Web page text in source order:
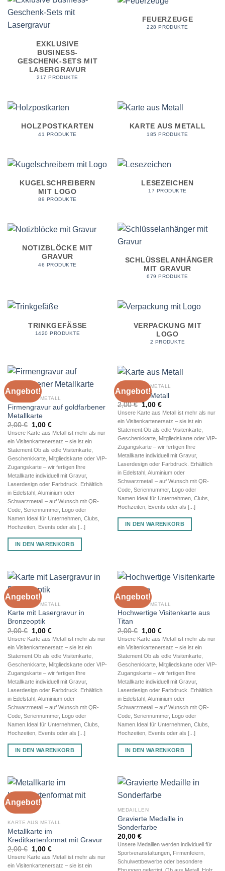
EXKLUSIVE
BUSINESS-
GESCHENK-SETS MIT
LASERGRAVUR
217 PRODUKTE
FEUERZEUGE
228 PRODUKTE
HOLZPOSTKARTEN
41 PRODUKTE
KARTE AUS METALL
185 PRODUKTE
KUGELSCHREIBERN
MIT LOGO
89 PRODUKTE
LESEZEICHEN
17 PRODUKTE
NOTIZBLÖCKE MIT
GRAVUR
46 PRODUKTE
SCHLÜSSELANHÄNGER
MIT GRAVUR
679 PRODUKTE
TRINKGEFÄSSE
1420 PRODUKTE
VERPACKUNG MIT
LOGO
2 PRODUKTE
Angebot!
KARTE AUS METALL
Firmengravur auf goldfarbener
Metallkarte
2,00€
Ursprünglicher
Preis
war:
2,00 €
1,00 €Aktueller
Preis
1,00 €.
Unsere Karte aus Metall ist mehr als nur
ein Visitenkartenersatz – sie ist ein
Statement.Ob als edle Visitenkarte,
Geschenkkarte, Mitgliedskarte oder VIP-
Zugangskarte – wir fertigen Ihre
Metallkarte individuell mit Gravur,
Laserdesign oder Farbdruck. Erhältlich
in Edelstahl, Aluminium oder
Schwarzmetall – auf Wunsch mit QR-
Code, Seriennummer, Logo oder
Namen.Ideal für Unternehmen, Clubs,
Hochzeiten, Events oder als [...]
IN DEN WARENKORB
Angebot!
KARTE AUS METALL
Karte aus Metall
2,00€ Ursprünglicher
Preis
war:
2,00 €
1,00 €Aktueller
Preis
1,00 €.
Unsere Karte aus Metall ist mehr als nur
ein Visitenkartenersatz – sie ist ein
Statement.Ob als edle Visitenkarte,
Geschenkkarte, Mitgliedskarte oder VIP-
Zugangskarte – wir fertigen Ihre
Metallkarte individuell mit Gravur,
Laserdesign oder Farbdruck. Erhältlich
in Edelstahl, Aluminium oder
Schwarzmetall – auf Wunsch mit QR-
Code, Seriennummer, Logo oder
Namen.Ideal für Unternehmen, Clubs,
Hochzeiten, Events oder als [...]
IN DEN WARENKORB
Angebot!
KARTE AUS METALL
Karte mit Lasergravur in
Bronzeoptik
2,00€
Ursprünglicher
Preis
war:
2,00 €
1,00 €Aktueller
Preis
ist:
1,00 €.
Unsere Karte aus Metall ist mehr als nur
ein Visitenkartenersatz – sie ist ein
Statement.Ob als edle Visitenkarte,
Geschenkkarte, Mitgliedskarte oder VIP-
Zugangskarte – wir fertigen Ihre
Metallkarte individuell mit Gravur,
Laserdesign oder Farbdruck. Erhältlich
in Edelstahl, Aluminium oder
Schwarzmetall – auf Wunsch mit QR-
Code, Seriennummer, Logo oder
Namen.Ideal für Unternehmen, Clubs,
Hochzeiten, Events oder als [...]
IN DEN WARENKORB
Angebot!
KARTE AUS METALL
Hochwertige Visitenkarte aus
Titan
2,00€
Ursprünglicher
Preis
war:
2,00 €
1,00 €Aktueller
Preis
ist:
1,00 €.
Unsere Karte aus Metall ist mehr als nur
ein Visitenkartenersatz – sie ist ein
Statement.Ob als edle Visitenkarte,
Geschenkkarte, Mitgliedskarte oder VIP-
Zugangskarte – wir fertigen Ihre
Metallkarte individuell mit Gravur,
Laserdesign oder Farbdruck. Erhältlich
in Edelstahl, Aluminium oder
Schwarzmetall – auf Wunsch mit QR-
Code, Seriennummer, Logo oder
Namen.Ideal für Unternehmen, Clubs,
Hochzeiten, Events oder als [...]
IN DEN WARENKORB
Angebot!
KARTE AUS METALL
Metallkarte im
Kreditkartenformat mit Gravur
2,00€
Ursprünglicher
Preis
war:
2,00 €
1,00 €Aktueller
Preis
1,00 €.
Unsere Karte aus Metall ist mehr als nur
ein Visitenkartenersatz – sie ist ein
MEDAILLEN
Gravierte Medaille in
Sonderfarbe
20,00 €
Unsere Medaillen werden individuell für
Sportveranstaltungen, Firmenfeiern,
Schulwettbewerbe oder besondere